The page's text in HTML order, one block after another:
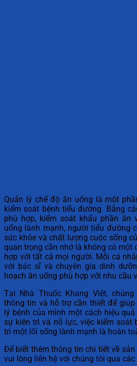
Quản lý chế độ ăn uống là một
kiểm soát bệnh tiểu đường. Bằng
phù hợp, kiểm soát khẩu phần ăn
uống lành mạnh, người tiểu đường
sức khỏe và chất lượng cuộc sống
quan trọng cần nhớ là không có một
hợp với tất cả mọi người. Mỗi cá
với bác sĩ và chuyên gia dinh
hoạch ăn uống phù hợp với nhu cầu
Tại Nhà Thuốc Khang Việt,
thông tin và hỗ trợ cần thiết để
lý bệnh của mình một cách hiệu
sự kiên trì và nỗ lực, việc kiểm soát
trì một lối sống lành mạnh là hoàn
Để biết thêm thông tin chi tiết về
vui lòng liên hệ với chúng tôi qua các